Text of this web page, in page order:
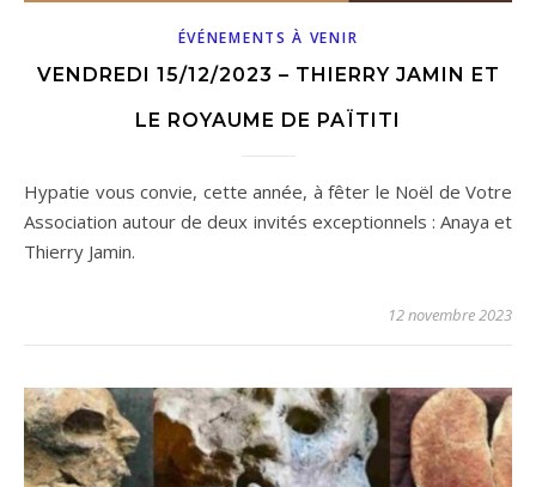
ÉVÉNEMENTS À VENIR
VENDREDI 15/12/2023 – THIERRY JAMIN ET
LE ROYAUME DE PAÏTITI
Hypatie vous convie, cette année, à fêter le Noël de Votre
Association autour de deux invités exceptionnels : Anaya et
Thierry Jamin.
12 novembre 2023